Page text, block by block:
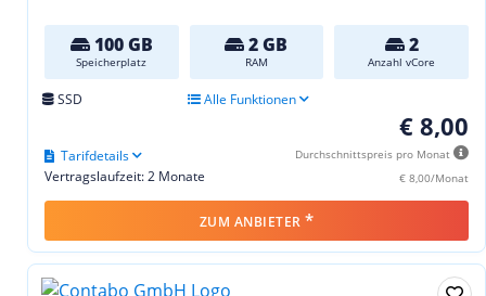
100 GB
Speicherplatz
2 GB
RAM
2
Anzahl vCore
SSD Alle Funktionen
€ 8,00
Durchschnittspreis pro Monat
€ 8,00/Monat
Vertragslaufzeit: 2 Monate
Tarifdetails
ZUM ANBIETER *